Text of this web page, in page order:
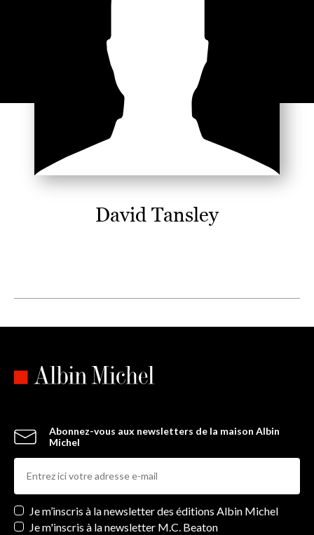
David Tansley
Abonnez-vous aux newsletters de la maison Albin
Michel
Newsletters
Je m’inscris à la newsletter des éditions Albin Michel
Je m'inscris à la newsletter M.C. Beaton